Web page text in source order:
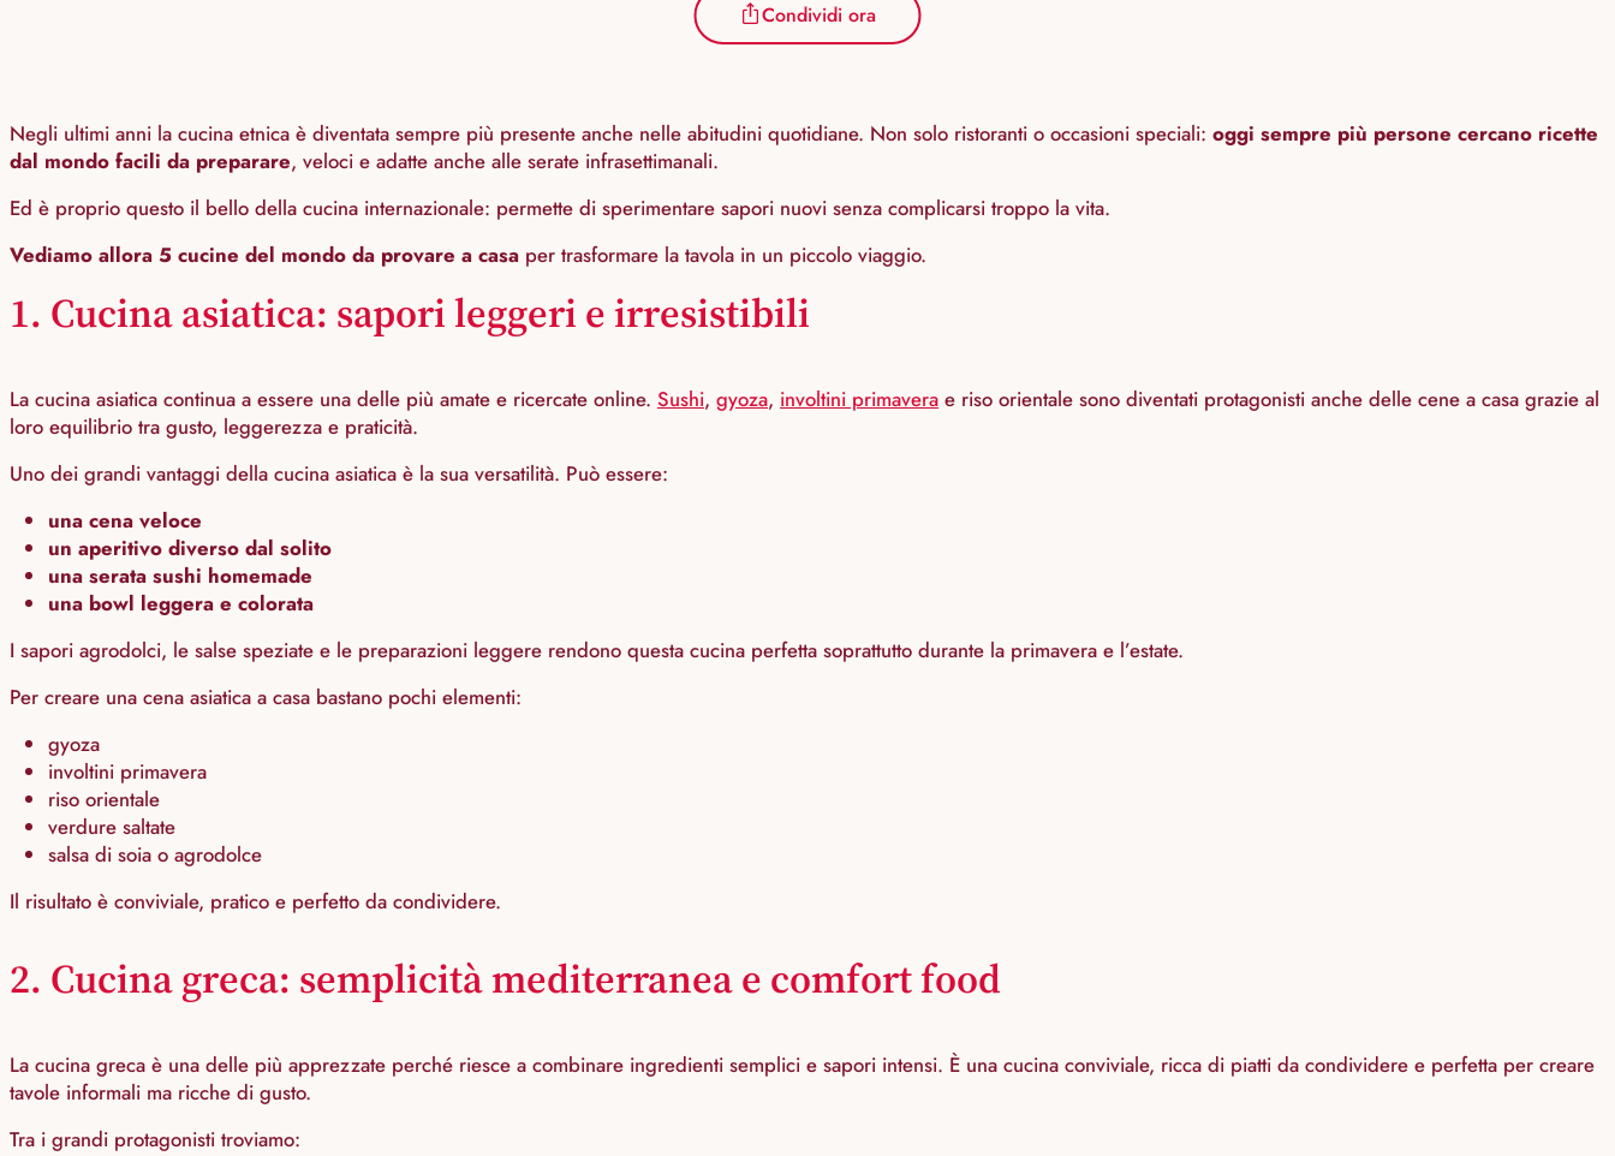
Condividi ora
Negli ultimi anni la cucina etnica è diventata sempre più presente anche nelle abitudini quotidiane. Non solo ristoranti o occasioni speciali: oggi sempre più persone cercano ricette
dal mondo facili da preparare, veloci e adatte anche alle serate infrasettimanali.
Ed è proprio questo il bello della cucina internazionale: permette di sperimentare sapori nuovi senza complicarsi troppo la vita.
Vediamo allora 5 cucine del mondo da provare a casa per trasformare la tavola in un piccolo viaggio.
1. Cucina asiatica: sapori leggeri e irresistibili
La cucina asiatica continua a essere una delle più amate e ricercate online. Sushi, gyoza, involtini primavera e riso orientale sono diventati protagonisti anche delle cene a casa grazie al
loro equilibrio tra gusto, leggerezza e praticità.
Uno dei grandi vantaggi della cucina asiatica è la sua versatilità. Può essere:
una cena veloce
un aperitivo diverso dal solito
una serata sushi homemade
una bowl leggera e colorata
I sapori agrodolci, le salse speziate e le preparazioni leggere rendono questa cucina perfetta soprattutto durante la primavera e l’estate.
Per creare una cena asiatica a casa bastano pochi elementi:
gyoza
involtini primavera
riso orientale
verdure saltate
salsa di soia o agrodolce
Il risultato è conviviale, pratico e perfetto da condividere.
2. Cucina greca: semplicità mediterranea e comfort food
La cucina greca è una delle più apprezzate perché riesce a combinare ingredienti semplici e sapori intensi. È una cucina conviviale, ricca di piatti da condividere e perfetta per creare
tavole informali ma ricche di gusto.
Tra i grandi protagonisti troviamo: